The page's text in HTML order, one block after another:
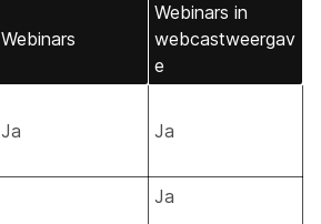
Webinars
Webinars in
webcastweergav
e
Ja Ja
Ja